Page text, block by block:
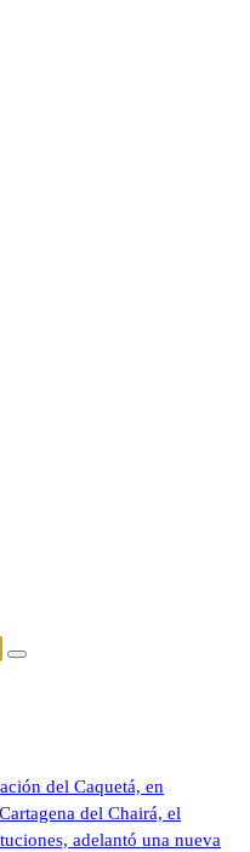
del Caquetá, en
del Chairá, el
adelantó una nueva